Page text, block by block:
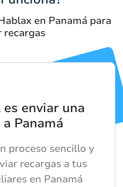
en Panamá para
recargas
enviar una
Panamá
proceso sencillo y
recargas a tus
en Panamá